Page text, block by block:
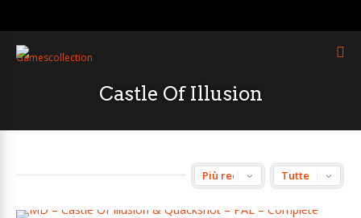
Castle Of Illusion